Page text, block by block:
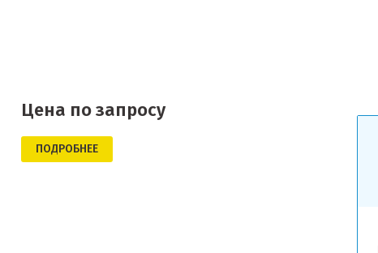
Цена по запросу
ПОДРОБНЕЕ